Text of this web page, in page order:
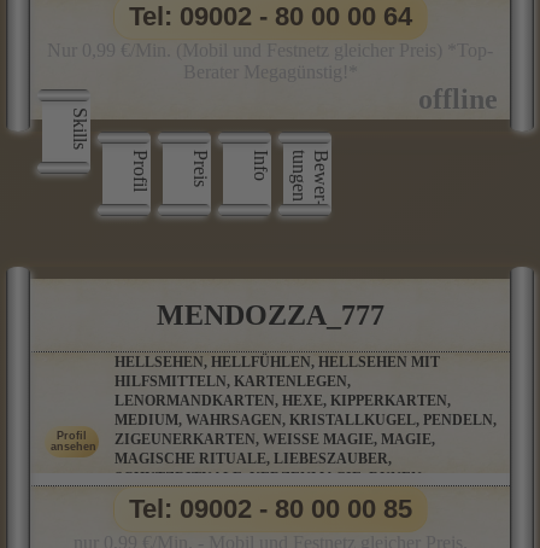
Skills
Profil
Preis Info B
e
w
e
r
­
t
u
n
g
e
n
Tel: 09002 - 80 00 00 64
MENDOZZA_777
HELLSEHEN, HELLFÜHLEN, HELLSEHEN MIT
HILFSMITTELN, KARTENLEGEN,
LENORMANDKARTEN, HEXE, KIPPERKARTEN,
MEDIUM, WAHRSAGEN, KRISTALLKUGEL, PENDELN,
ZIGEUNERKARTEN, WEISSE MAGIE, MAGIE, M
AGISCHE RITUALE, LIEBESZAUBER, S
CHUTZRITUALE, KERZENMAGIE, RUNEN, P
ARTNERBERATUNG, ORAKELKARTEN, SALAMIN-O
RAKEL, BAUMPERLENORAKEL UND VIELE WEITERE O
RAKELKARTEN
Tel: 09002 - 80 00 00 85